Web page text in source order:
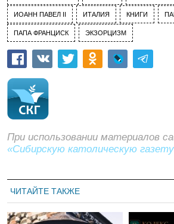
ИОАНН ПАВЕЛ II ИТАЛИЯ КНИГИ
ПАПА ФРАНЦИСК ЭКЗОРЦИЗМ
При использовании материалов
«Сибирскую католическую
ЧИТАЙТЕ ТАКЖЕ